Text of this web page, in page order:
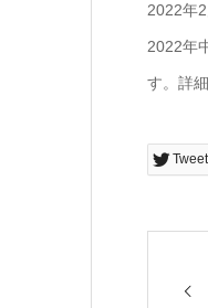
2022年
2022年
す。詳
Tweet